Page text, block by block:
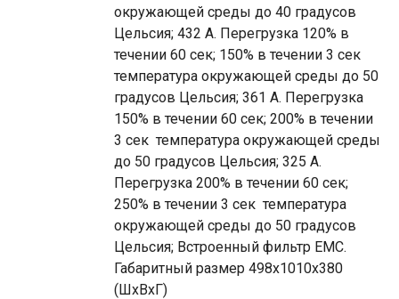
окружающей среды до 40 градусов
Цельсия; 432 A. Перегрузка 120% в
течении 60 сек; 150% в течении 3 сек
температура окружающей среды до 50
градусов Цельсия; 361 A. Перегрузка
150% в течении 60 сек; 200% в течении
3 сек температура окружающей среды
до 50 градусов Цельсия; 325 A.
Перегрузка 200% в течении 60 сек;
250% в течении 3 сек температура
окружающей среды до 50 градусов
Цельсия; Встроенный фильтр EMС.
Габаритный размер 498x1010x380
(ШxВxГ)